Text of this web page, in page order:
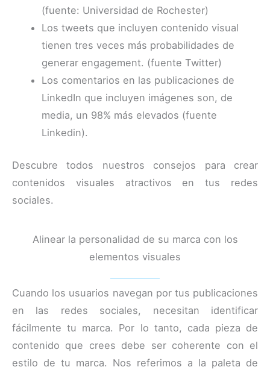
(fuente: Universidad de Rochester)
Los tweets que incluyen contenido visual
tienen tres veces más probabilidades de
generar engagement. (fuente Twitter)
Los comentarios en las publicaciones de
LinkedIn que incluyen imágenes son, de
media, un 98% más elevados (fuente
Linkedin).
Descubre todos nuestros consejos para crear
contenidos visuales atractivos en tus redes
sociales.
Alinear la personalidad de su marca con los
elementos visuales
Cuando los usuarios navegan por tus publicaciones
en las redes sociales, necesitan identificar
fácilmente tu marca. Por lo tanto, cada pieza de
contenido que crees debe ser coherente con el
estilo de tu marca. Nos referimos a la paleta de